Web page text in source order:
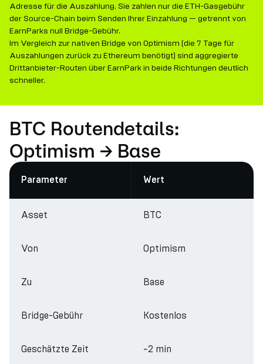
Adresse für die Auszahlung. Sie zahlen nur die ETH-Gasgebühr
der Source-Chain beim Senden Ihrer Einzahlung — getrennt von
EarnParks null Bridge-Gebühr.
Im Vergleich zur nativen Bridge von Optimism (die 7 Tage für
Auszahlungen zurück zu Ethereum benötigt) sind aggregierte
Drittanbieter-Routen über EarnPark in beide Richtungen deutlich
schneller.
BTC Routendetails:
Optimism → Base
Parameter Wert
Asset BTC
Von Optimism
Zu Base
Bridge-Gebühr Kostenlos
Geschätzte Zeit ~2 min